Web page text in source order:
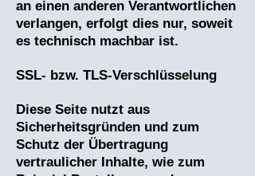
an einen anderen Verantwortlichen
verlangen, erfolgt dies nur, soweit
es technisch machbar ist.
SSL- bzw. TLS-Verschlüsselung
Diese Seite nutzt aus
Sicherheitsgründen und zum
Schutz der Übertragung
vertraulicher Inhalte, wie zum